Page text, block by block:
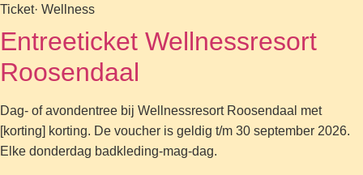
Ticket· Wellness
Entreeticket Wellnessresort
Roosendaal
Dag- of avondentree bij Wellnessresort Roosendaal met
[korting] korting. De voucher is geldig t/m 30 september 2026.
Elke donderdag badkleding-mag-dag.